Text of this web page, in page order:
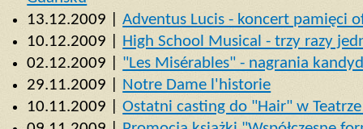
13.12.2009 |Adventus Lucis - koncert pamięci
10.12.2009 | High School Musical - trzy razy
02.12.2009 | "Les Misérables" - nagrania
29.11.2009 | Notre Dame l'historie
10.11.2009 |Ostatni casting do "Hair" w Teatrze